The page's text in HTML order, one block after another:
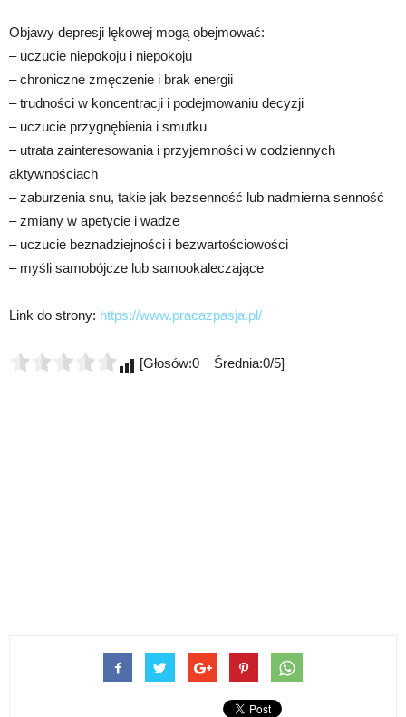
Objawy depresji lękowej mogą obejmować:
– uczucie niepokoju i niepokoju
– chroniczne zmęczenie i brak energii
– trudności w koncentracji i podejmowaniu decyzji
– uczucie przygnębienia i smutku
– utrata zainteresowania i przyjemności w codziennych
aktywnościach
– zaburzenia snu, takie jak bezsenność lub nadmierna senność
– zmiany w apetycie i wadze
– uczucie beznadziejności i bezwartościowości
– myśli samobójcze lub samookaleczające
Link do strony: https://www.pracazpasja.pl/
[Głosów:0 Średnia:0/5]